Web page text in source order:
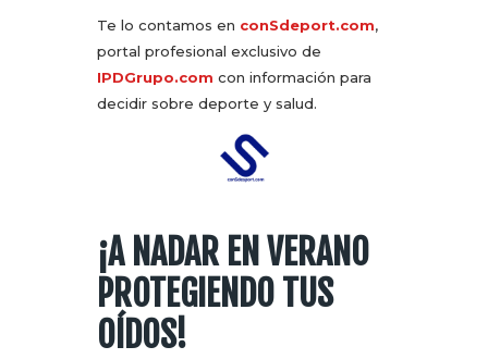
Te lo contamos en conSdeport.com,
portal profesional exclusivo de
IPDGrupo.com con información para
decidir sobre deporte y salud.
¡A NADAR EN VERANO
PROTEGIENDO TUS
OÍDOS!